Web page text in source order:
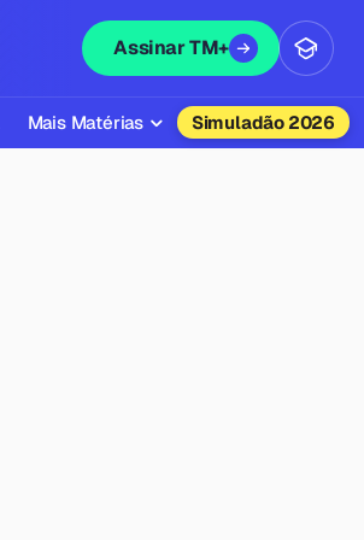
Assinar TM+
Mais Matérias Simuladão 2026